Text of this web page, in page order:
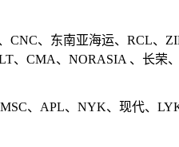
CNC、东南亚海运、RCL、
、CMA、NORASIA 、长荣、
、APL、NYK、现代、